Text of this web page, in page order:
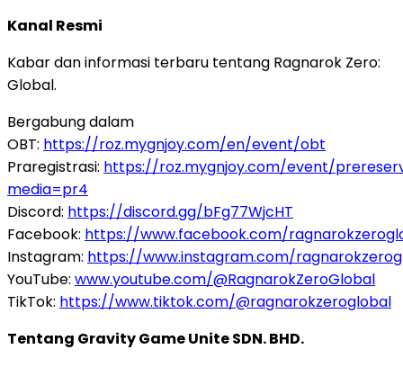
Kanal Resmi
Kabar dan informasi terbaru tentang Ragnarok Zero:
Global.
Bergabung dalam
OBT: https://roz.mygnjoy.com/en/event/obt
Praregistrasi: https://roz.mygnjoy.com/event/
media=pr4
Discord: https://discord.gg/bFg77WjcHT
Facebook: https://www.facebook.com/
Instagram: https://www.instagram.com/
YouTube: www.youtube.com/@RagnarokZeroGlobal
TikTok: https://www.tiktok.com/@ragnarokzeroglobal
Tentang Gravity Game Unite SDN. BHD.